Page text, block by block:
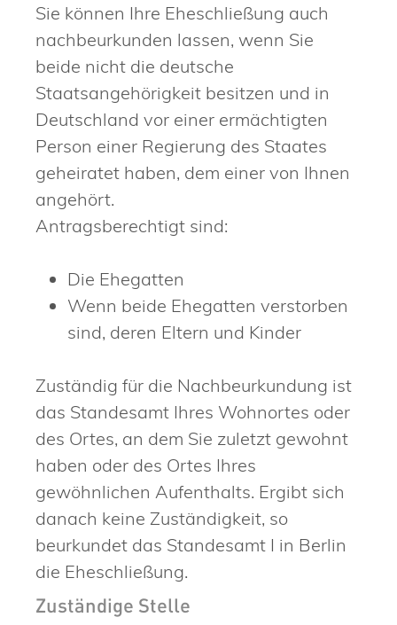
Sie können Ihre Eheschließung auch
nachbeurkunden lassen, wenn Sie
beide nicht die deutsche
Staatsangehörigkeit besitzen und in
Deutschland vor einer ermächtigten
Person einer Regierung des Staates
geheiratet haben, dem einer von Ihnen
angehört.
Antragsberechtigt sind:
Die Ehegatten
Wenn beide Ehegatten verstorben
sind, deren Eltern und Kinder
Zuständig für die Nachbeurkundung ist
das Standesamt Ihres Wohnortes oder
des Ortes, an dem Sie zuletzt gewohnt
haben oder des Ortes Ihres
gewöhnlichen Aufenthalts. Ergibt sich
danach keine Zuständigkeit, so
beurkundet das Standesamt I in Berlin
die Eheschließung.
Zuständige Stelle